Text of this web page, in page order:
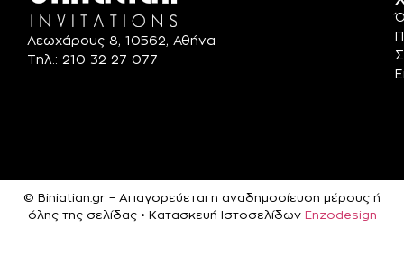
Λεωχάρους 8, 10562, Αθήνα
Τηλ.: 210 32 27 077
© Biniatian.gr – Απαγορεύεται η αναδημοσίευση μέρους ή
όλης της σελίδας • Κατασκευή Ιστοσελίδων Enzodesign